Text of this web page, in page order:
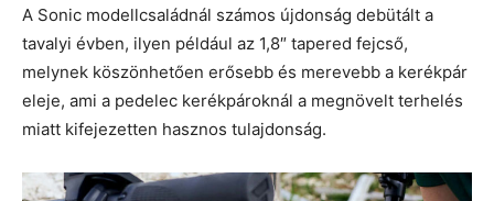
A Sonic modellcsaládnál számos újdonság debütált a
tavalyi évben, ilyen például az 1,8″ tapered fejcső,
melynek köszönhetően erősebb és merevebb a kerékpár
eleje, ami a pedelec kerékpároknál a megnövelt terhelés
miatt kifejezetten hasznos tulajdonság.